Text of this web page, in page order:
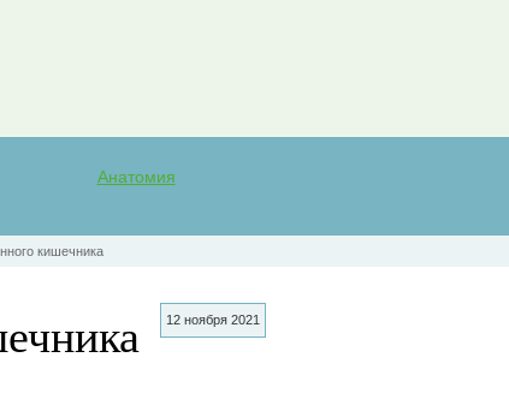
Анатомия
кишечника
12 ноября 2021